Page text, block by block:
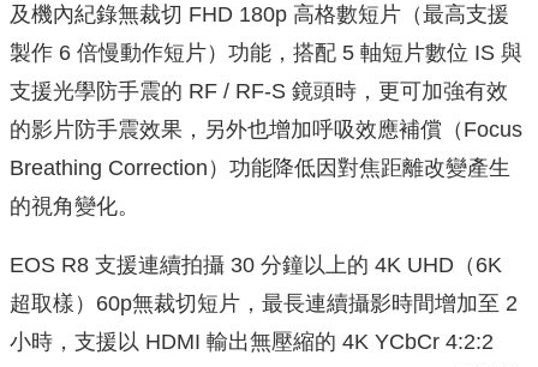
及機內紀錄無裁切 FHD 180p 高格數短片（最高支援
製作 6 倍慢動作短片）功能，搭配 5 軸短片數位 IS 與
支援光學防手震的 RF / RF-S 鏡頭時，更可加強有效
的影片防手震效果，另外也增加呼吸效應補償（Focus
Breathing Correction）功能降低因對焦距離改變產生
的視角變化。
EOS R8 支援連續拍攝 30 分鐘以上的 4K UHD（6K
超取樣）60p無裁切短片，最長連續攝影時間增加至 2
小時，支援以 HDMI 輸出無壓縮的 4K YCbCr 4:2:2